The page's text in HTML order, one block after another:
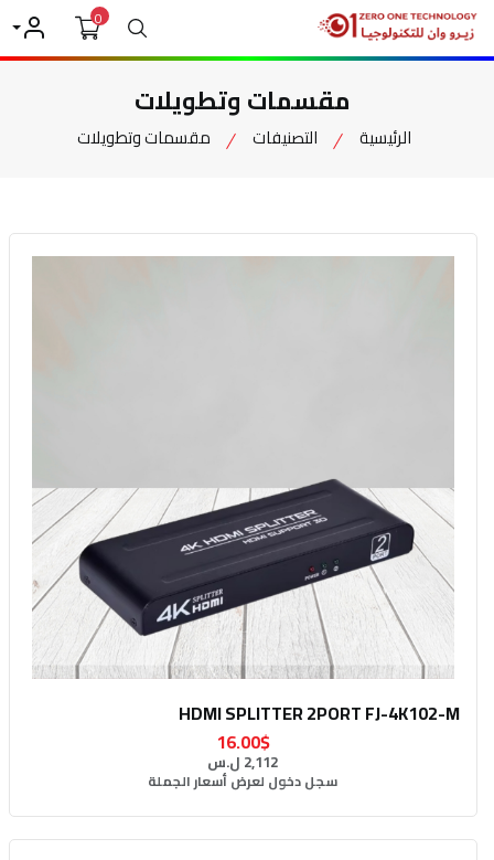
بحث0
حسابي
مقسمات وتطويلات
الرئيسية التصنيفات مقسمات وتطويلات
HDMI SPLITTER 2PORT FJ-4K102-M
16.00$
2,112 ل.س
سجل دخول لعرض أسعار الجملة